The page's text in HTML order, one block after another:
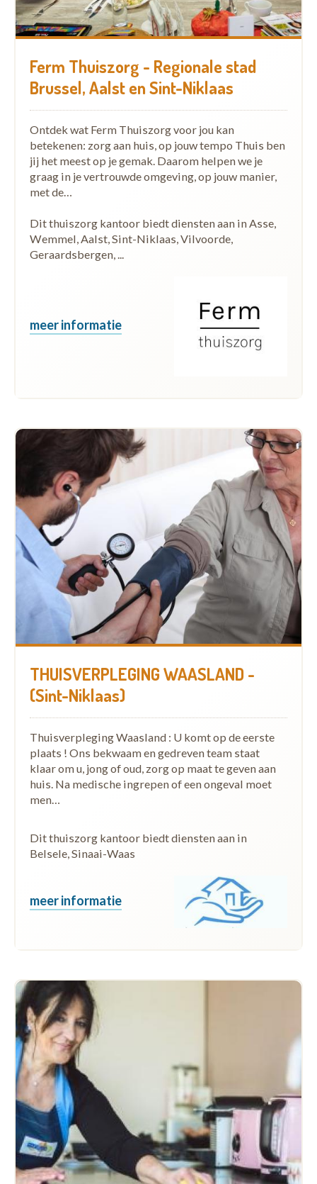
Ferm Thuiszorg - Regionale stad
Brussel, Aalst en Sint-Niklaas
Ontdek wat Ferm Thuiszorg voor jou kan
betekenen: zorg aan huis, op jouw tempo Thuis ben
jij het meest op je gemak. Daarom helpen we je
graag in je vertrouwde omgeving, op jouw manier,
met de…
Dit thuiszorg kantoor biedt diensten aan in Asse,
Wemmel, Aalst, Sint-Niklaas, Vilvoorde,
Geraardsbergen, ...
meer informatie
THUISVERPLEGING WAASLAND -
(Sint-Niklaas)
Thuisverpleging Waasland : U komt op de eerste
plaats ! Ons bekwaam en gedreven team staat
klaar om u, jong of oud, zorg op maat te geven aan
huis. Na medische ingrepen of een ongeval moet
men…
Dit thuiszorg kantoor biedt diensten aan in
Belsele, Sinaai-Waas
meer informatie